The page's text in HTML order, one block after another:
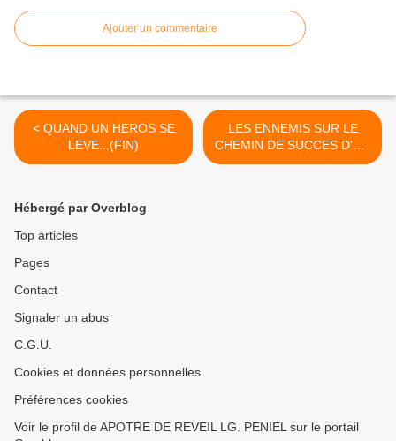
Ajouter un commentaire
< QUAND UN HEROS SE
LEVE...(FIN)
LES ENNEMIS SUR LE
CHEMIN DE SUCCES D'UN
HEROS >
Hébergé par Overblog
Top articles
Pages
Contact
Signaler un abus
C.G.U.
Cookies et données personnelles
Préférences cookies
Voir le profil de APOTRE DE REVEIL LG. PENIEL sur le portail